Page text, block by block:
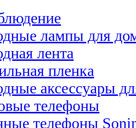
лампы для
лента
пленка
аксессуары
телефоны
телефоны